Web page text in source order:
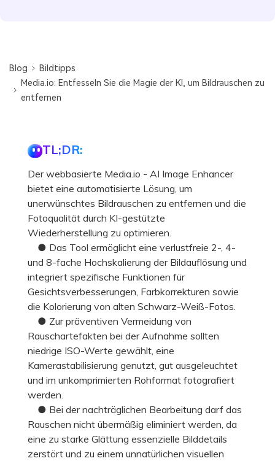
Blog
Bildtipps
Media.io: Entfesseln Sie die Magie der KI, um Bildrauschen zu
entfernen
TL;DR:
Der webbasierte Media.io - AI Image Enhancer
bietet eine automatisierte Lösung, um
unerwünschtes Bildrauschen zu entfernen und die
Fotoqualität durch KI-gestützte
Wiederherstellung zu optimieren.
● Das Tool ermöglicht eine verlustfreie 2-, 4-
und 8-fache Hochskalierung der Bildauflösung und
integriert spezifische Funktionen für
Gesichtsverbesserungen, Farbkorrekturen sowie
die Kolorierung von alten Schwarz-Weiß-Fotos.
● Zur präventiven Vermeidung von
Rauschartefakten bei der Aufnahme sollten
niedrige ISO-Werte gewählt, eine
Kamerastabilisierung genutzt, gut ausgeleuchtet
und im unkomprimierten Rohformat fotografiert
werden.
● Bei der nachträglichen Bearbeitung darf das
Rauschen nicht übermäßig eliminiert werden, da
eine zu starke Glättung essenzielle Bilddetails
zerstört und zu einem unnatürlichen visuellen